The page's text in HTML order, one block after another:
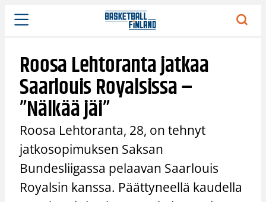
Siirry
sisältöön
Roosa Lehtoranta jatkaa
Saarlouis Royalsissa –
”Nälkää jäi”
Roosa Lehtoranta, 28, on tehnyt
jatkosopimuksen Saksan
Bundesliigassa pelaavan Saarlouis
Royalsin kanssa. Päättyneellä kaudella